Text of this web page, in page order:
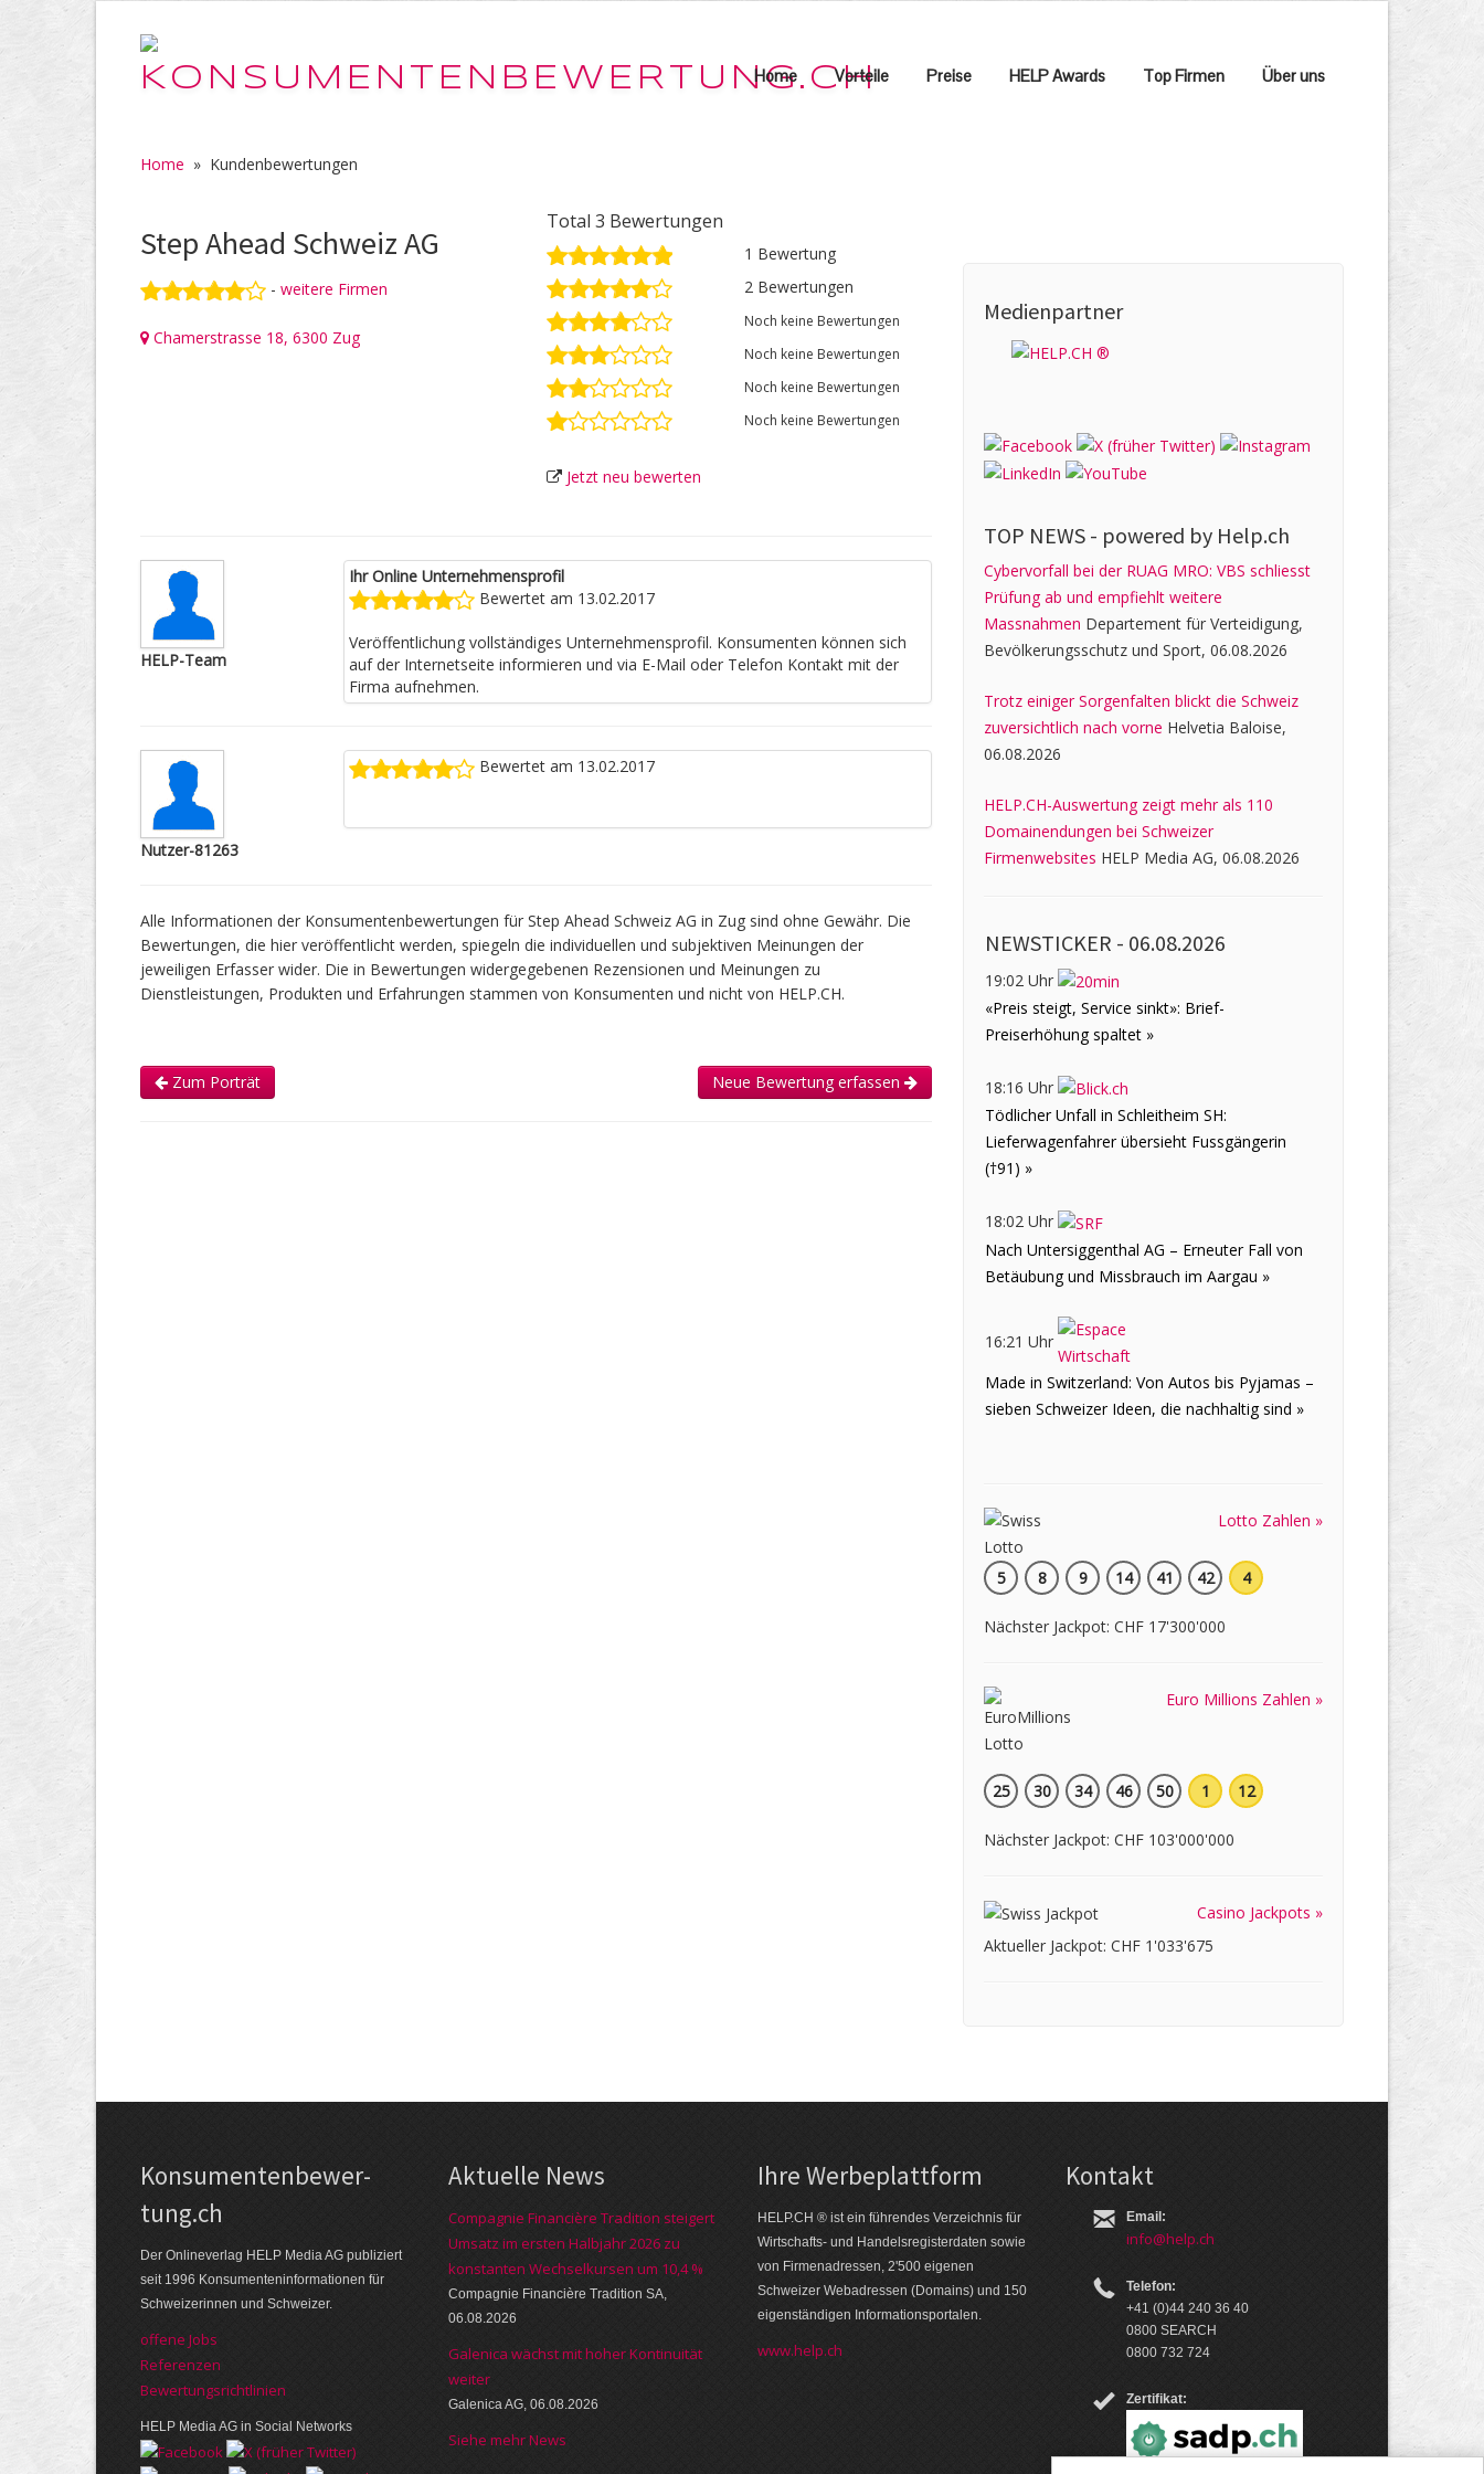
Home Vorteile Preise HELP Awards Top Firmen Über uns
Home » Kundenbewertungen
Step Ahead Schweiz AG
- weitere Firmen
Chamerstrasse 18, 6300 Zug
Total 3 Bewertungen
1 Bewertung
2 Bewertungen
Noch keine Bewertungen
Noch keine Bewertungen
Noch keine Bewertungen
Noch keine Bewertungen
Jetzt neu bewerten
HELP-Team
Ihr Online Unternehmensprofil
Bewertet am 13.02.2017
Veröffentlichung vollständiges Unternehmensprofil. Konsumenten können sich
auf der Internetseite informieren und via E-Mail oder Telefon Kontakt mit der
Firma aufnehmen.
Nutzer-81263
Bewertet am 13.02.2017
Alle Informationen der Konsumentenbewertungen für Step Ahead Schweiz AG in Zug sind ohne Gewähr. Die
Bewertungen, die hier veröffentlicht werden, spiegeln die individuellen und subjektiven Meinungen der
jeweiligen Erfasser wider. Die in Bewertungen widergegebenen Rezensionen und Meinungen zu
Dienstleistungen, Produkten und Erfahrungen stammen von Konsumenten und nicht von HELP.CH.
Zum Porträt Neue Bewertung erfassen
Medienpartner
TOP NEWS - powered by Help.ch
Cybervorfall bei der RUAG MRO: VBS schliesst
Prüfung ab und empfiehlt weitere
Massnahmen Departement für Verteidigung,
Bevölkerungsschutz und Sport, 06.08.2026
Trotz einiger Sorgenfalten blickt die Schweiz
zuversichtlich nach vorne Helvetia Baloise,
06.08.2026
HELP.CH-Auswertung zeigt mehr als 110
Domainendungen bei Schweizer
Firmenwebsites HELP Media AG, 06.08.2026
NEWSTICKER - 06.08.2026
19:02 Uhr
«Preis steigt, Service sinkt»: Brief-
Preiserhöhung spaltet »
18:16 Uhr
Tödlicher Unfall in Schleitheim SH:
Lieferwagenfahrer übersieht Fussgängerin
(†91) »
18:02 Uhr
Nach Untersiggenthal AG – Erneuter Fall von
Betäubung und Missbrauch im Aargau »
16:21 Uhr
Made in Switzerland: Von Autos bis Pyjamas –
sieben Schweizer Ideen, die nachhaltig sind »
Lotto Zahlen »
5 8 9 14 41 42 4
Nächster Jackpot: CHF 17'300'000
Euro Millions Zahlen »
25 30 34 46 50 1 12
Nächster Jackpot: CHF 103'000'000
Casino Jackpots »
Aktueller Jackpot: CHF 1'033'675
Kon­su­menten­be­wer­
tung.ch
Der Online­verlag HELP Media AG publi­ziert
seit 1996 Kon­su­menten­infor­mationen für
Schwei­zerinnen und Schweizer.
offene Jobs
Referenzen
Bewer­tungs­richt­linien
HELP Media AG in Social Networks
Aktuelle News
Compagnie Financière Tradition steigert
Umsatz im ersten Halbjahr 2026 zu
konstanten Wechselkursen um 10,4 %
Compagnie Financière Tradition SA,
06.08.2026
Galenica wächst mit hoher Kontinuität
weiter
Galenica AG, 06.08.2026
Siehe mehr News
Ihre Werbe­platt­form
HELP.CH ® ist ein führendes Ver­zeich­nis für
Wirt­schafts- und Handels­register­daten so­wie
von Firmen­adressen, 2'500 eige­nen
Schweizer Web­adressen (Domains) und 150
eigen­ständigen Infor­mations­por­talen.
www.help.ch
Kontakt
Email:
info@help.ch
Telefon:
+41 (0)44 240 36 40
0800 SEARCH
0800 732 724
Zertifikat: